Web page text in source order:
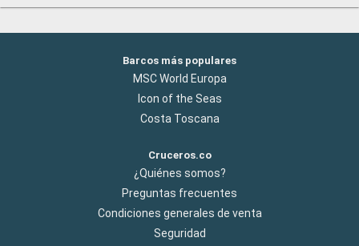
Barcos más populares
MSC World Europa
Icon of the Seas
Costa Toscana
Cruceros.co
¿Quiénes somos?
Preguntas frecuentes
Condiciones generales de venta
Seguridad